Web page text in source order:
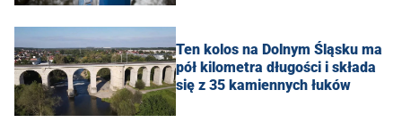
Ten kolos na Dolnym Śląsku ma
pół kilometra długości i składa
się z 35 kamiennych łuków